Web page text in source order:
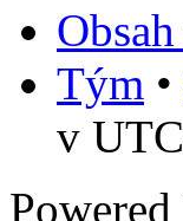
Tým •
v